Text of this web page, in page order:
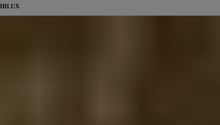
HILUX